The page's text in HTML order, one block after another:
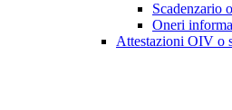
Scadenzario
Oneri
Attestazioni OIV o